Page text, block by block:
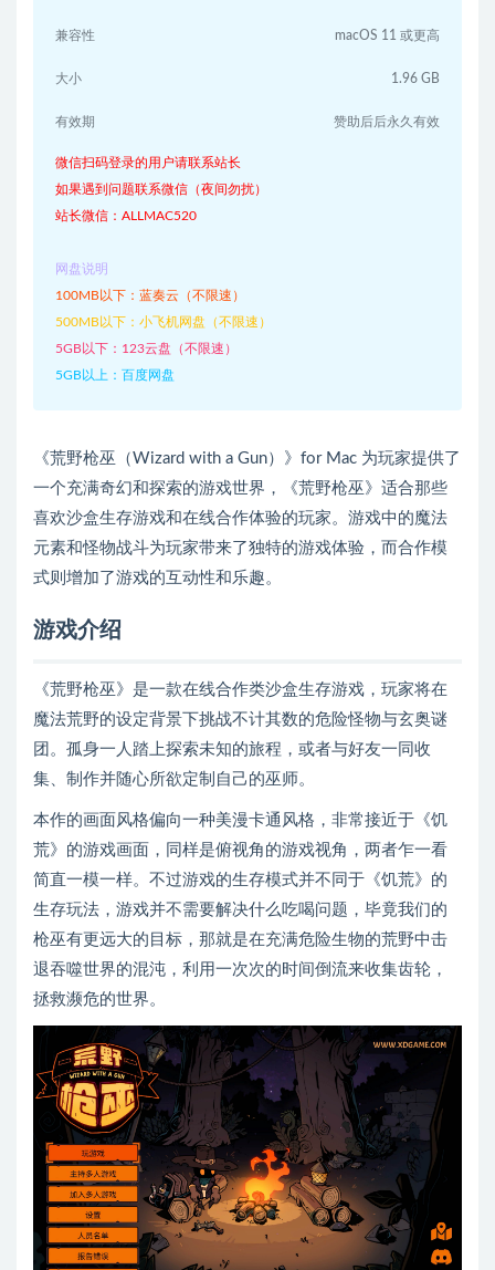
兼容性 macOS 11 或更高
大小 1.96 GB
有效期 赞助后后永久有效
微信扫码登录的用户请联系站长
如果遇到问题联系微信（夜间勿扰）
站长微信：ALLMAC520
网盘说明
100MB以下：蓝奏云（不限速）
500MB以下：小飞机网盘（不限速）
5GB以下：123云盘（不限速）
5GB以上：百度网盘
《荒野枪巫（Wizard with a Gun）》for Mac 为玩家提供了
一个充满奇幻和探索的游戏世界，《荒野枪巫》适合那些
喜欢沙盒生存游戏和在线合作体验的玩家。游戏中的魔法
元素和怪物战斗为玩家带来了独特的游戏体验，而合作模
式则增加了游戏的互动性和乐趣。
游戏介绍
《荒野枪巫》是一款在线合作类沙盒生存游戏，玩家将在
魔法荒野的设定背景下挑战不计其数的危险怪物与玄奥谜
团。孤身一人踏上探索未知的旅程，或者与好友一同收
集、制作并随心所欲定制自己的巫师。
本作的画面风格偏向一种美漫卡通风格，非常接近于《饥
荒》的游戏画面，同样是俯视角的游戏视角，两者乍一看
简直一模一样。不过游戏的生存模式并不同于《饥荒》的
生存玩法，游戏并不需要解决什么吃喝问题，毕竟我们的
枪巫有更远大的目标，那就是在充满危险生物的荒野中击
退吞噬世界的混沌，利用一次次的时间倒流来收集齿轮，
拯救濒危的世界。